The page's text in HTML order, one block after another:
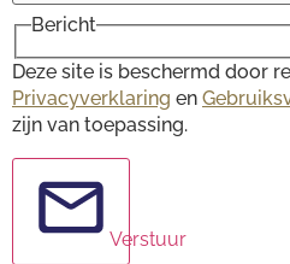
Bericht
Deze site is beschermd door
Privacyverklaring en
zijn van toepassing.
Verstuur